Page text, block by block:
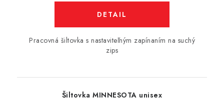
DETAIL
Pracovná šiltovka s nastaviteľným zapínaním na suchý
zips
Šiltovka MINNESOTA unisex